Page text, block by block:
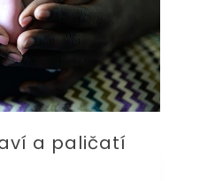
a paličatí